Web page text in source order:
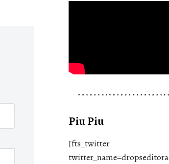
Piu Piu
[fts_twitter
twitter_name=dropseditora